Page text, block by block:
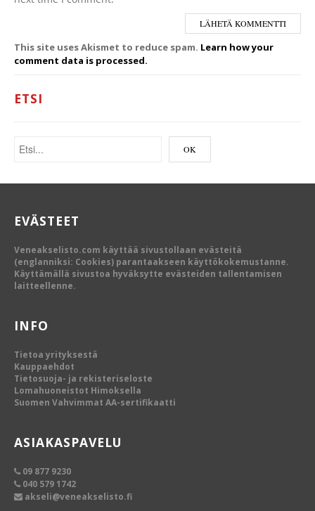
This site uses Akismet to reduce spam. Learn how your
comment data is processed.
ETSI
EVÄSTEET
Veneakselisto.com käyttää sivustollaan evästeitä
(englanniksi: Cookies) parantaakseen käyttökokemustanne.
Käyttämällä sivustoa hyväksytte evästeiden tallentamisen
laitteellenne.
INFO
Tietoa yrityksestä
Kauppaehdot
Tietosuoja- ja rekisteriseloste
Lomahuoneistot Himoksella
Suomen Vahvimmat AA-sertifikaatti
ASIAKASPAVELU
09 877 9230
040 579 1742
akseli@veneakselisto.fi